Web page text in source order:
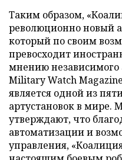
Таким образом,
революционно новый
который по своим
превосходит
мнению независимого
Military Watch
является одной из
артустановок в мире.
утверждают, что
автоматизации и
управления,